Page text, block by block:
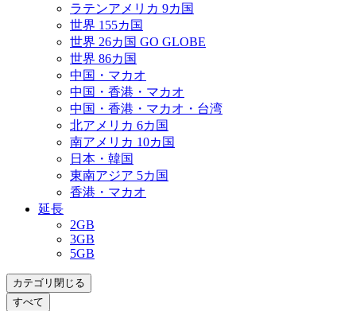
ラテンアメリカ 9カ国
世界 155カ国
世界 26カ国 GO GLOBE
世界 86カ国
中国・マカオ
中国・香港・マカオ
中国・香港・マカオ・台湾
北アメリカ 6カ国
南アメリカ 10カ国
日本・韓国
東南アジア 5カ国
香港・マカオ
延長
2GB
3GB
5GB
カテゴリ閉じる
すべて